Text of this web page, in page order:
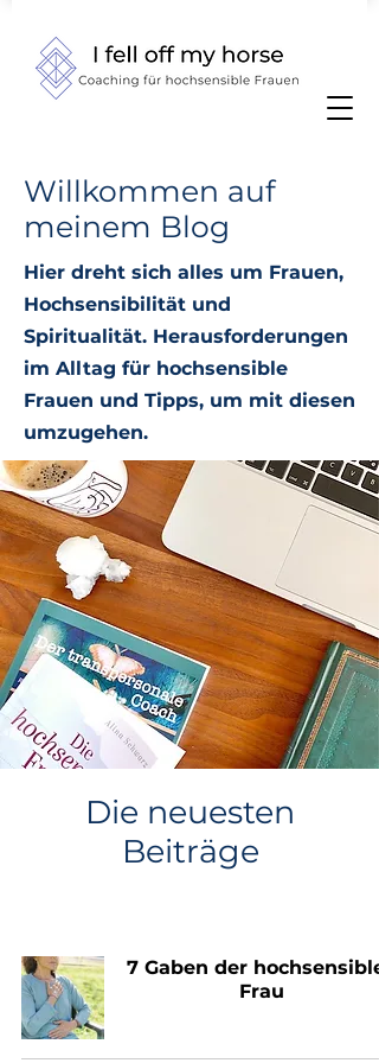
Willkommen auf
meinem Blog
Hier dreht sich alles um Frauen,
Hochsensibilität und
Spiritualität. Herausforderungen
im Alltag für hochsensible
Frauen und Tipps, um mit diesen
umzugehen.
Die neuesten
Beiträge
7 Gaben der
Frau